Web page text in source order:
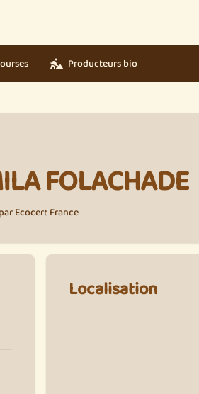
Producteurs bio
FOLACHADE
Ecocert France
Localisation